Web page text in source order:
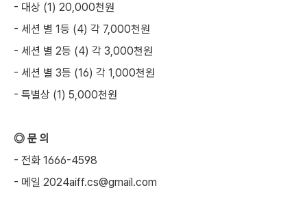
- 대상 (1) 20,000천원
- 세션 별 1등 (4) 각 7,000천원
- 세션 별 2등 (4) 각 3,000천원
- 세션 별 3등 (16) 각 1,000천원
- 특별상 (1) 5,000천원
◎ 문 의
- 전화 1666-4598
- 메일 2024aiff.cs@gmail.com